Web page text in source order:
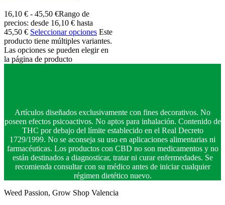
16,10 € - 45,50 €Rango de
precios: desde 16,10 € hasta
45,50 € Seleccionar opciones Este
producto tiene múltiples variantes.
Las opciones se pueden elegir en
la página de producto
Artículos diseñados exclusivamente con fines decorativos. No
poseen efectos psicoactivos. No aptos para inhalación. Contenido de
THC por debajo del límite establecido en el Real Decreto
1729/1999. No se aconseja su uso en aplicaciones alimentarias ni
farmacéuticas. Los productos con CBD no son medicamentos y no
están destinados a diagnosticar, tratar ni curar enfermedades. Se
recomienda consultar con su médico antes de iniciar cualquier
régimen dietético nuevo.
Weed Passion, Grow Shop Valencia